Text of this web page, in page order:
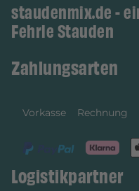
staudenmix.de -
Fehrle Stauden
Zahlungsarten
Vorkasse Rechnung
Logistikpartner